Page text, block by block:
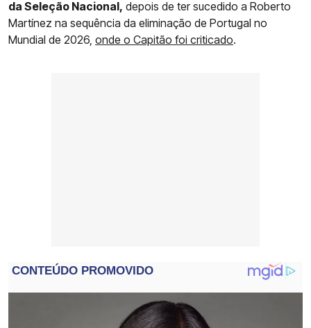
da Seleção Nacional, depois de ter sucedido a Roberto
Martínez na sequência da eliminação de Portugal no
Mundial de 2026, onde o Capitão foi criticado.